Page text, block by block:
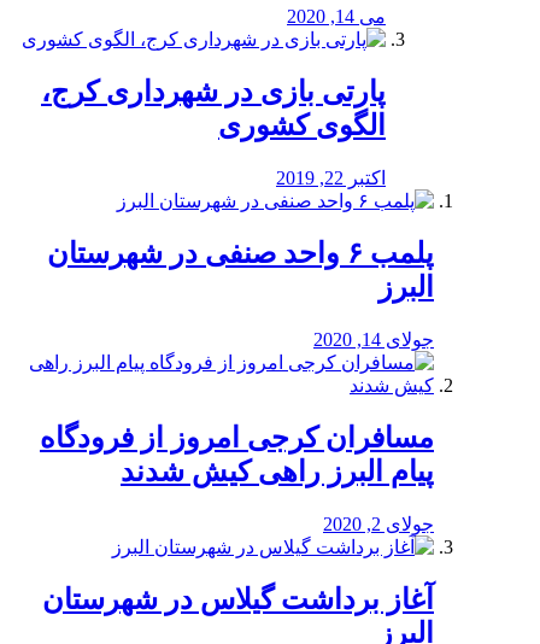
می 14, 2020
پارتی بازی در شهرداری کرج،
الگوی کشوری
اکتبر 22, 2019
پلمب ۶ واحد صنفی در شهرستان
البرز
جولای 14, 2020
مسافران کرجی امروز از فرودگاه
پیام البرز راهی کیش شدند
جولای 2, 2020
آغاز برداشت گیلاس در شهرستان
البرز